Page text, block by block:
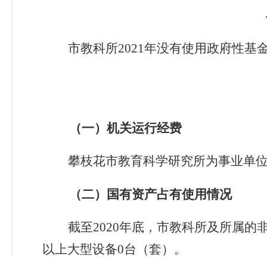
市教科所2021年没有使用政府性基
（一）机关运行经费
攀枝花市教育科学研究所为事业单
（二）国有资产占有使用情况
截至2020年底，市教科所及所属的
以上大型设备0台（套）。